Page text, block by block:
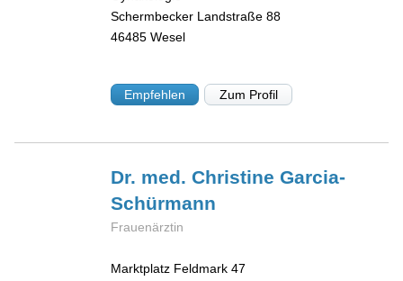
Schermbecker Landstraße 88
46485 Wesel
Empfehlen Zum Profil
Dr. med. ChristineGarcia-
Schürmann
Frauenärztin
Marktplatz Feldmark 47